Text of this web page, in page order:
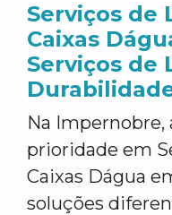
Serviços de
Caixas
Serviços de
Na Impernobre,
prioridade em
Caixas Dágua
soluções